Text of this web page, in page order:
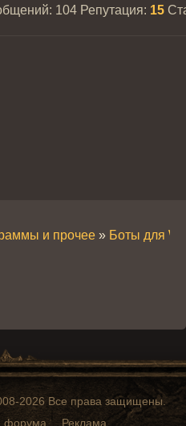
104 Репутация: 15
и прочее » Боты для
2026 Все права защищены.
форума Реклама